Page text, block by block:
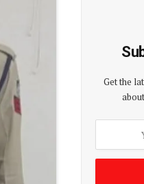
Get the